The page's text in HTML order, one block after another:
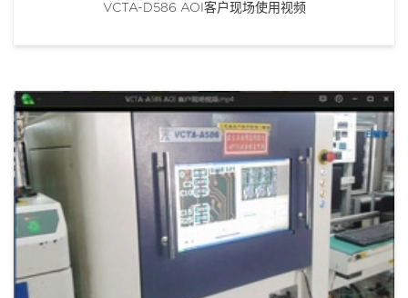
VCTA-D586 AOI客户现场使用视频